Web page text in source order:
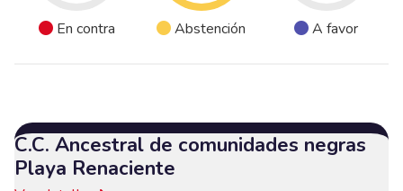
En contra Abstención A favor
C.C. Ancestral de comunidades negras
Playa Renaciente